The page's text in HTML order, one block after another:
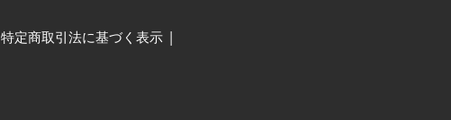
特定商取引法に基づく表示